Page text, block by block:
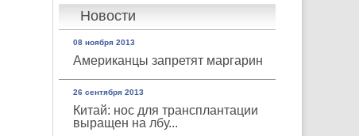
Новости
08 ноября 2013
Американцы запретят маргарин
26 сентября 2013
Китай: нос для трансплантации
выращен на лбу...